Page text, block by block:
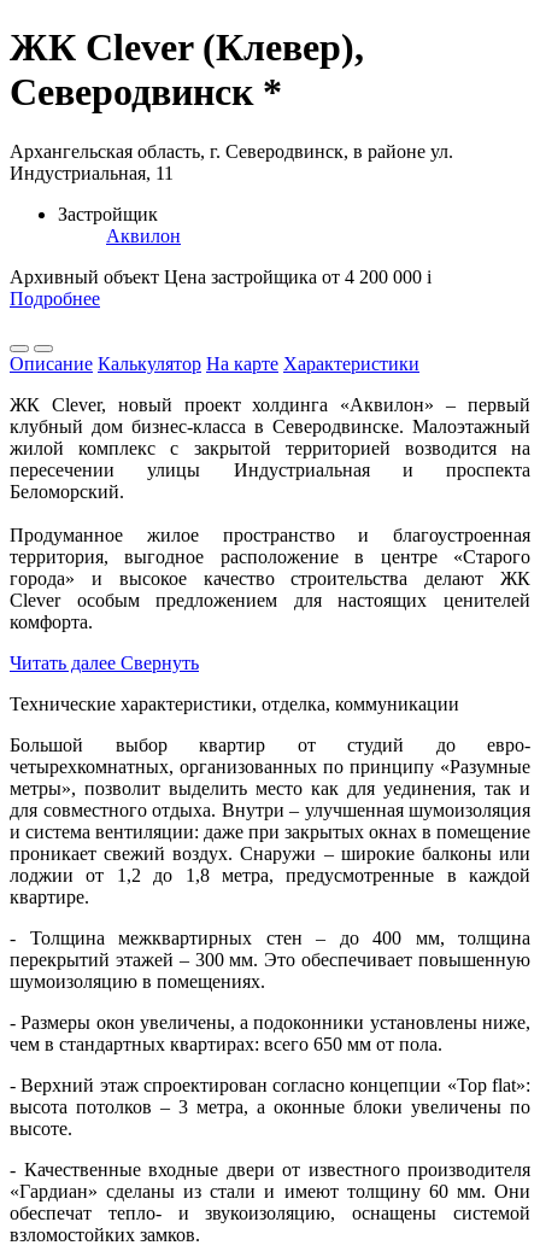
ЖК Clever (Клевер),
Северодвинск *
Архангельская область, г. Северодвинск, в районе ул.
Индустриальная, 11
Застройщик
Аквилон
Архивный объект Цена застройщика от 4 200 000 i
Подробнее
Описание Калькулятор На карте Характеристики
ЖК Clever, новый проект холдинга «Аквилон» – первый
клубный дом бизнес-класса в Северодвинске. Малоэтажный
жилой комплекс с закрытой территорией возводится на
пересечении улицы Индустриальная и проспекта
Беломорский.
Продуманное жилое пространство и благоустроенная
территория, выгодное расположение в центре «Старого
города» и высокое качество строительства делают ЖК
Clever особым предложением для настоящих ценителей
комфорта.
Читать далее Свернуть
Технические характеристики, отделка, коммуникации
Большой выбор квартир от студий до евро-
четырехкомнатных, организованных по принципу «Разумные
метры», позволит выделить место как для уединения, так и
для совместного отдыха. Внутри – улучшенная шумоизоляция
и система вентиляции: даже при закрытых окнах в помещение
проникает свежий воздух. Снаружи – широкие балконы или
лоджии от 1,2 до 1,8 метра, предусмотренные в каждой
квартире.
- Толщина межквартирных стен – до 400 мм, толщина
перекрытий этажей – 300 мм. Это обеспечивает повышенную
шумоизоляцию в помещениях.
- Размеры окон увеличены, а подоконники установлены ниже,
чем в стандартных квартирах: всего 650 мм от пола.
- Верхний этаж спроектирован согласно концепции «Top flat»:
высота потолков – 3 метра, а оконные блоки увеличены по
высоте.
- Качественные входные двери от известного производителя
«Гардиан» сделаны из стали и имеют толщину 60 мм. Они
обеспечат тепло- и звукоизоляцию, оснащены системой
взломостойких замков.